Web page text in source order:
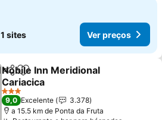
sites Ver preços
PartilharAdicionar aos favoritos
Nobile Inn Meridional
Cariacica
Ver preços
3 Estrelas
9,0 Excelente
3.378
a 15.5 km de Ponta da Fruta